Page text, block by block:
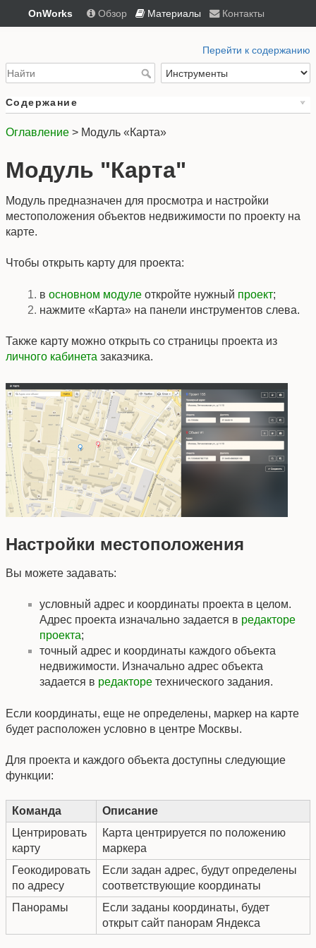
OnWorks Обзор Материалы Контакты
Перейти к содержанию
Содержание
Оглавление > Модуль «Карта»
Модуль "Карта"
Модуль предназначен для просмотра и настройки
местоположения объектов недвижимости по проекту на
карте.
Чтобы открыть карту для проекта:
в основном модуле откройте нужный проект;
нажмите «Карта» на панели инструментов слева.
Также карту можно открыть со страницы проекта из
личного кабинета заказчика.
Настройки местоположения
Вы можете задавать:
условный адрес и координаты проекта в целом.
Адрес проекта изначально задается в редакторе
проекта;
точный адрес и координаты каждого объекта
недвижимости. Изначально адрес объекта
задается в редакторе технического задания.
Если координаты, еще не определены, маркер на карте
будет расположен условно в центре Москвы.
Для проекта и каждого объекта доступны следующие
функции:
Команда
Описание
Центрировать
карту
Карта центрируется по положению
маркера
Геокодировать
по адресу
Если задан адрес, будут определены
соответствующие координаты
Панорамы
Если заданы координаты, будет
открыт сайт панорам Яндекса